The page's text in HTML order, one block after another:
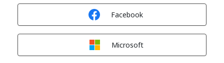
Facebook
Microsoft